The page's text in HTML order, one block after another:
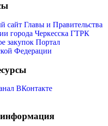
сайт Главы и Правительства
города Черкесска ГТРК
закупок Портал
Федерации
ВКонтакте
информация